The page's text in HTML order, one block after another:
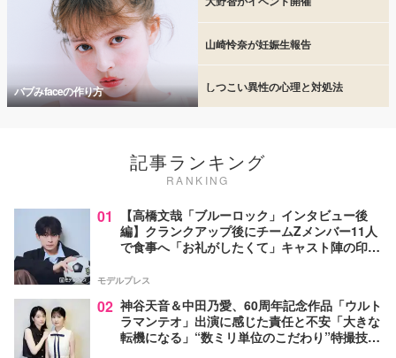
バブみfaceの作り方
山崎怜奈が妊娠生報告
しつこい異性の心理と対処法
記事ランキング
RANKING
01
【高橋文哉「ブルーロック」インタビュー後
編】クランクアップ後にチームZメンバー11人
で食事へ「お礼がしたくて」キャスト陣の印象
モデルプレス
02 神谷天音＆中田乃愛、60周年記念作品「ウルト
ラマンテオ」出演に感じた責任と不安「大きな
転機になる」“数ミリ単位のこだわり”特撮技術